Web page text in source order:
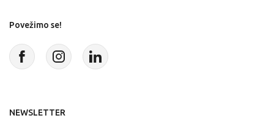
Povežimo se!
NEWSLETTER